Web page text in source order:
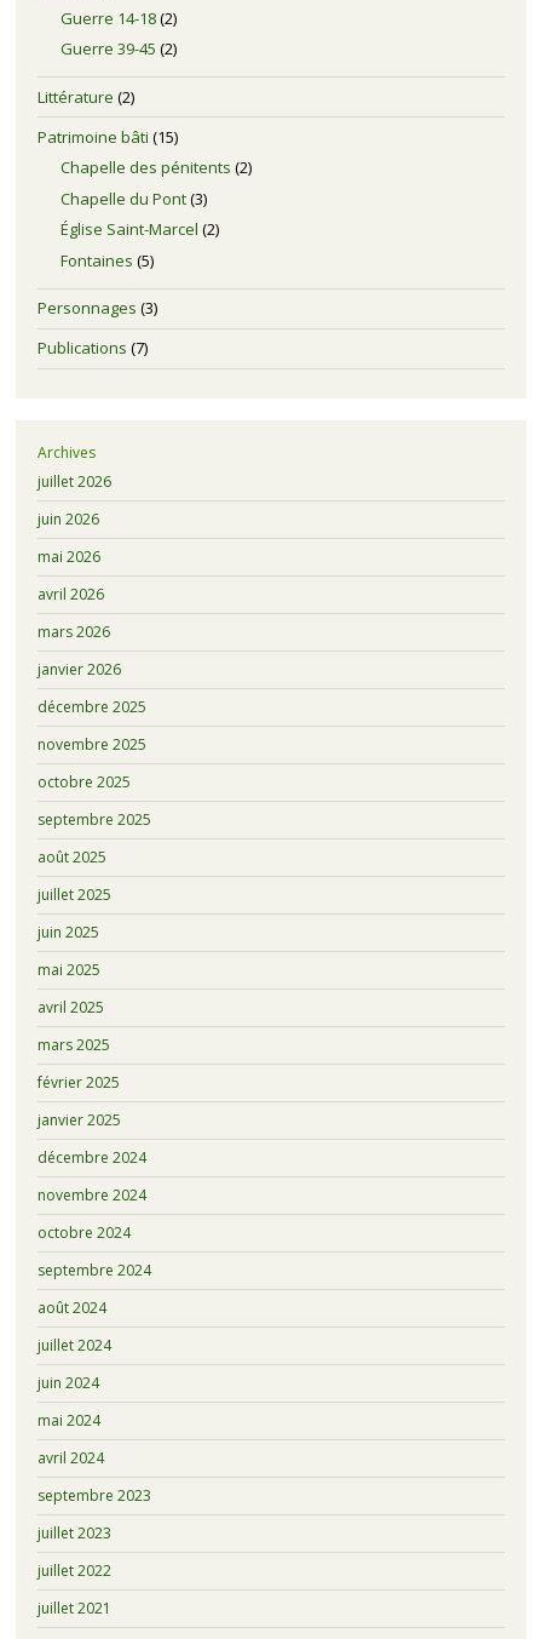
Guerre 14-18(2)
Guerre 39-45 (2)
Littérature (2)
Patrimoine bâti (15)
Chapelle des pénitents (2)
Chapelle du Pont(3)
Église Saint-Marcel (2)
Fontaines (5)
Personnages (3)
Publications (7)
Archives
juillet 2026
juin 2026
mai 2026
avril 2026
mars 2026
janvier 2026
décembre 2025
novembre 2025
octobre 2025
septembre 2025
août 2025
juillet 2025
juin 2025
mai 2025
avril 2025
mars 2025
février 2025
janvier 2025
décembre 2024
novembre 2024
octobre 2024
septembre 2024
août 2024
juillet 2024
juin 2024
mai 2024
avril 2024
septembre 2023
juillet 2023
juillet 2022
juillet 2021